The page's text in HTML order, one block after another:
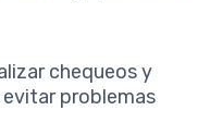
chequeos y
problemas